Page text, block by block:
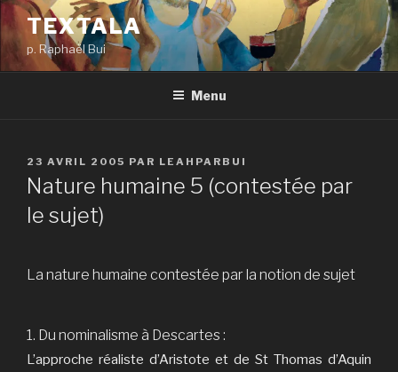
Aller
au
contenu
principal
TEXTALA
p. Raphaël Bui
Menu
PUBLIÉ
LE
23 AVRIL 2005 PAR LEAHPARBUI
Nature humaine 5 (contestée par
le sujet)
La nature humaine contestée par la notion de sujet
1. Du nominalisme à Descartes :
L’approche réaliste d’Aristote et de St Thomas d’Aquin